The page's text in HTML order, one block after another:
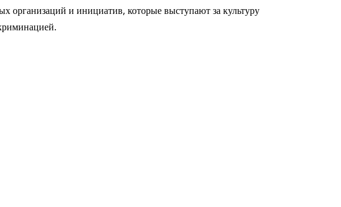
организаций и инициатив, которые выступают за культуру